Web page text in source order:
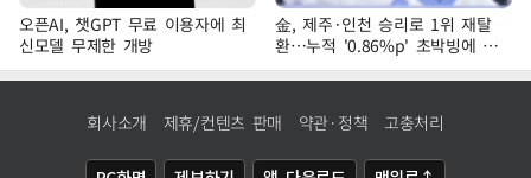
오픈AI, 챗GPT 무료 이용자에 최
신모델 무제한 개방
金, 제주·인천 승리로 1위 재탈
환…누적 '0.86%p' 초박빙에 호
남 표심 주목
회사소개 제휴/컨텐츠 판매 약관·정책 고충처리